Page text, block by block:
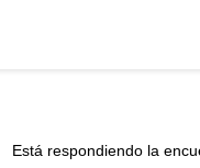
Está respondiendo la